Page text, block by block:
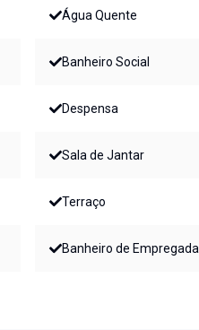
Água Quente
Banheiro Social
Despensa
Sala de Jantar
Terraço
Banheiro de Empregada